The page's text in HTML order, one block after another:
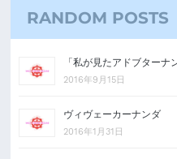
RANDOM POSTS
「私が見たアドブターナ
2016年9月15日
ヴィヴェーカーナンダ
2016年1月31日